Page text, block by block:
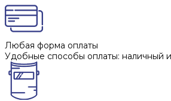
Любая форма оплаты
Удобные способы оплаты: наличный